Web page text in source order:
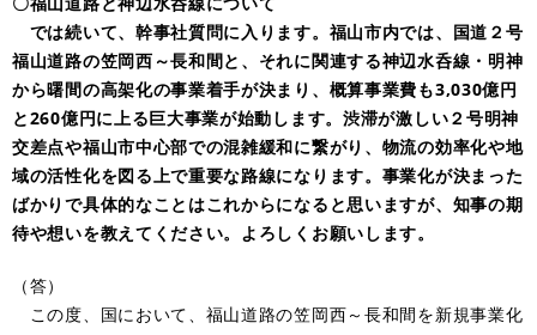
では続いて、幹事社質問に入ります。福山市内では、国道２号
福山道路の笠岡西～長和間と、それに関連する神辺水呑線・明神
から曙間の高架化の事業着手が決まり、概算事業費も3,030億円
と260億円に上る巨大事業が始動します。渋滞が激しい２号明神
交差点や福山市中心部での混雑緩和に繋がり、物流の効率化や地
域の活性化を図る上で重要な路線になります。事業化が決まった
ばかりで具体的なことはこれからになると思いますが、知事の期
待や想いを教えてください。よろしくお願いします。
（答）
この度、国において、福山道路の笠岡西～長和間を新規事業化